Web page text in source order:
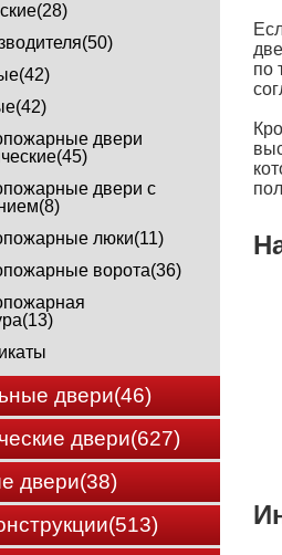
по
двери
двери с
люки(11)
ворота(36)
двери(46)
двери(627)
двери(38)